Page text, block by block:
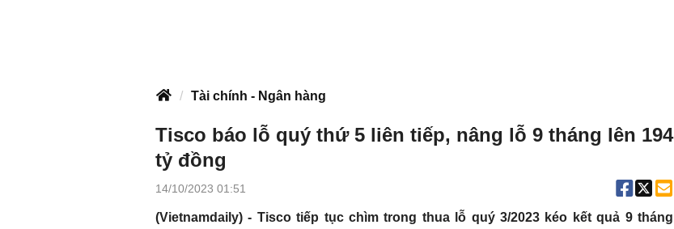
Tài chính - Ngân hàng
Tisco báo lỗ quý thứ 5 liên tiếp, nâng lỗ 9 tháng lên 194
tỷ đồng
14/10/2023 01:51
(Vietnamdaily) - Tisco tiếp tục chìm trong thua lỗ quý 3/2023 kéo kết quả 9 tháng